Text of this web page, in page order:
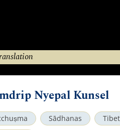
Nyepal Kunsel
Sādhanas